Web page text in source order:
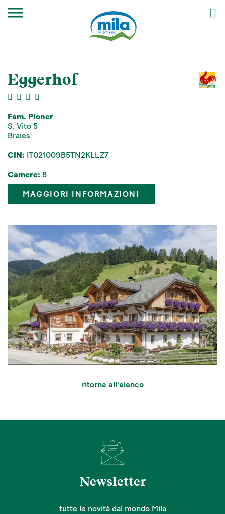
Eggerhof
Fam. Ploner
S. Vito 5
Braies
CIN: IT021009B5TN2KLLZ7
Camere: 8
MAGGIORI INFORMAZIONI
ritorna all'elenco
Newsletter
tutte le novità dal mondo Mila